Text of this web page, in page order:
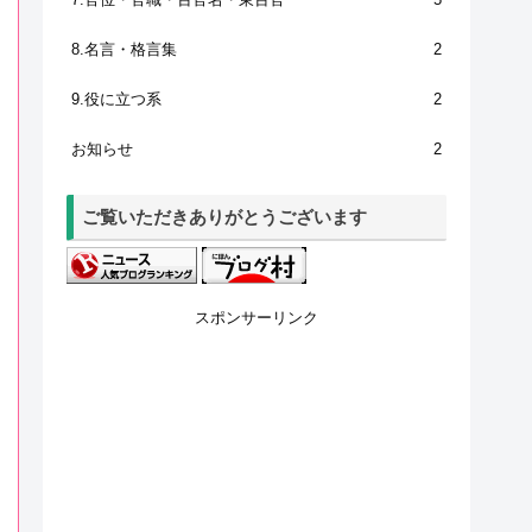
8.名言・格言集 2
9.役に立つ系 2
お知らせ 2
ご覧いただきありがとうございます
スポンサーリンク